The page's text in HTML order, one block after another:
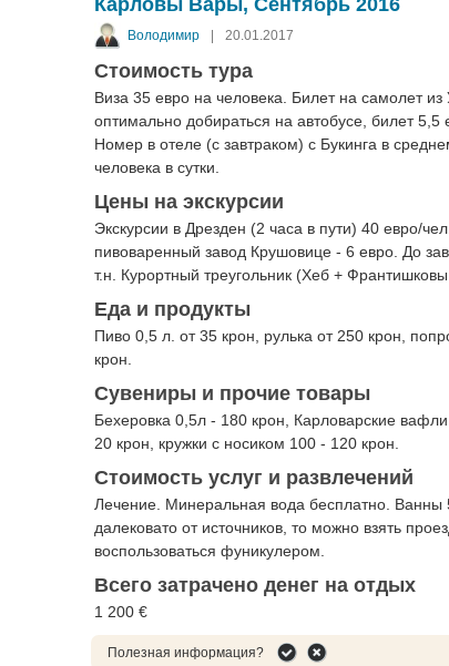
Володимир | 20.01.2017
Стоимость тура
Виза 35 евро на человека. Билет на самолет
оптимально добираться на автобусе, билет
Номер в отеле (с завтраком) с Букинга в
человека в сутки.
Цены на экскурсии
Экскурсии в Дрезден (2 часа в пути) 40 евро/
пивоваренный завод Крушовице - 6 евро. До
т.н. Курортный треугольник (Хеб +
Еда и продукты
Пиво 0,5 л. от 35 крон, рулька от 250 крон,
крон.
Сувениры и прочие товары
Бехеровка 0,5л - 180 крон, Карловарские
20 крон, кружки с носиком 100 - 120 крон.
Стоимость услуг и развлечений
Лечение. Минеральная вода бесплатно. Ванны
далековато от источников, то можно взять
воспользоваться фуникулером.
Всего затрачено денег на отдых
1 200 €
Полезная информация?